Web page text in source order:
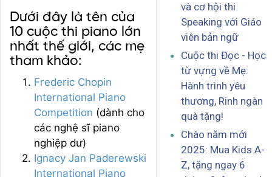
Dưới đây là tên của
10 cuộc thi piano lớn
nhất thế giới, các mẹ
tham khảo:
Frederic Chopin
International Piano
Competition (dành cho
các nghệ sĩ piano
nghiệp dư)
Ignacy Jan Paderewski
International Piano
và cơ hội thi
Speaking với Giáo
viên bản ngữ
Cuộc thi Đọc - Học
từ vựng về Mẹ:
Hành trình yêu
thương, Rinh ngàn
quà tặng!
Chào năm mới
2025: Mua Kids A-
Z, tặng ngay 6